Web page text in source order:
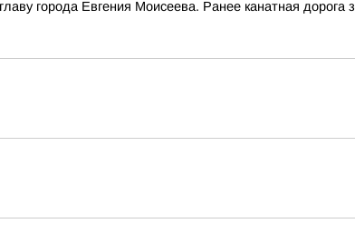
города Евгения Моисеева. Ранее канатная дорога